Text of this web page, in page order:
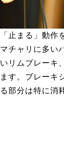
止まる」動作
チャリに多い
リムブレーキ
す。ブレーキ
部分は特に消